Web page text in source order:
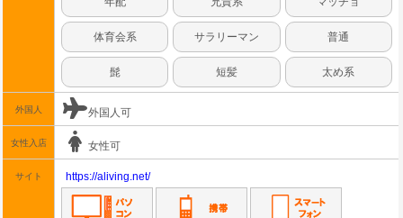
体育会系 サラリーマン 普通
髭 短髪 太め系
外国人 外国人可
女性入店 女性可
サイト https://aliving.net/